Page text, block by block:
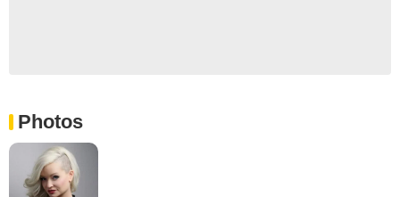
Photos